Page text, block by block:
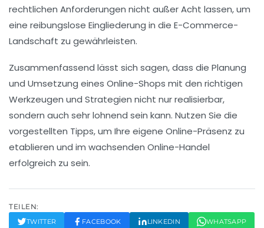
rechtlichen Anforderungen nicht außer Acht lassen, um
eine reibungslose Eingliederung in die E-Commerce-
Landschaft zu gewährleisten.
Zusammenfassend lässt sich sagen, dass die Planung
und Umsetzung eines Online-Shops mit den richtigen
Werkzeugen und Strategien nicht nur realisierbar,
sondern auch sehr lohnend sein kann. Nutzen Sie die
vorgestellten Tipps, um Ihre eigene Online-Präsenz zu
etablieren und im wachsenden Online-Handel
erfolgreich zu sein.
TEILEN:
TWITTER FACEBOOK LINKEDIN WHATSAPP